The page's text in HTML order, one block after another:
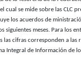
cual se mide sobre las CLC
los acuerdos de
siguientes meses. Para los
las cifras corresponden a las
Integral de Información de